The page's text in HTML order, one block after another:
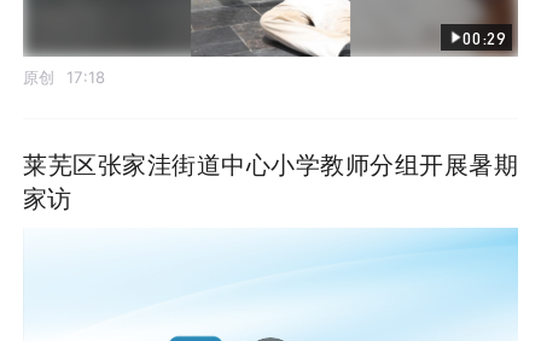
00:29
原创 17:18
莱芜区张家洼街道中心小学教师分组开展暑期
家访